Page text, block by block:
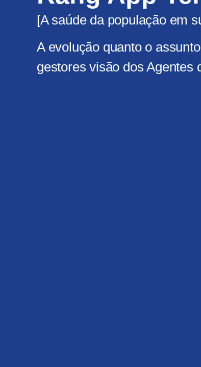
[A saúde da população em
A evolução quanto o
gestores visão dos Agentes